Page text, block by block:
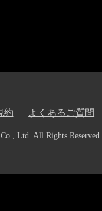
約 よくあるご質問
Ltd. All Rights Reserved.